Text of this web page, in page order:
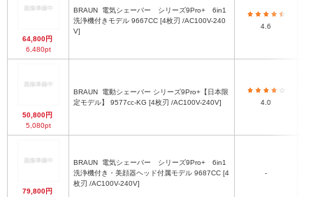
64,800円
6,480pt
BRAUN
洗浄機付きモデル 9667CC [4枚刃 /AC100V-240
V]
4.6
50,800円
5,080pt
BRAUN
定モデル】 9577cc-KG [4枚刃 /AC100V-240V]
4.0
79,800円
BRAUN
洗浄機付き・美顔器ヘッド付属モデル 9687CC [4
枚刃 /AC100V-240V]
-